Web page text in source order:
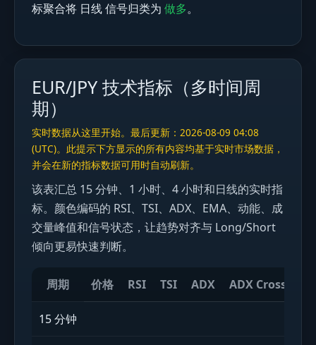
标聚合将 日线 信号归类为 做多。
EUR/JPY 技术指标（多时间周
期）
实时数据从这里开始。最后更新：2026-08-09 04:08
(UTC)。此提示下方显示的所有内容均基于实时市场数据，
并会在新的指标数据可用时自动刷新。
该表汇总 15 分钟、1 小时、4 小时和日线的实时指
标。颜色编码的 RSI、TSI、ADX、EMA、动能、成
交量峰值和信号状态，让趋势对齐与 Long/Short
倾向更易快速判断。
周期 价格 RSI TSI ADX ADX Cross
15 分钟